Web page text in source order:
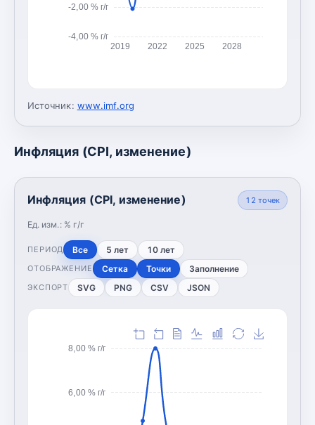
-4,00 % г/г
-2,00 % г/г
2019 2022 2025 2028
Источник: www.imf.org
Инфляция (CPI, изменение)
Инфляция (CPI, изменение)
Ед. изм.: % г/г
12 точек
ПЕРИОД Все 5 лет 10 лет
ОТОБРАЖЕНИЕ Сетка Точки Заполнение
ЭКСПОРТ SVG PNG CSV JSON
6,00 % г/г
8,00 % г/г